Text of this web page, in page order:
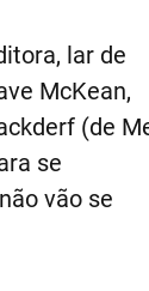
lar de
McKean,
(de
se
vão se